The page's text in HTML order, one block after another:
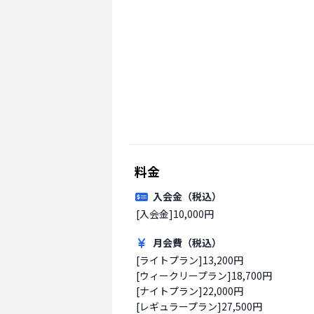
料金
入会金（税込）
[入会金]10,000円
月会費（税込）
[ライトプラン]13,200円
[ウィークリープラン]18,700円
[ナイトプラン]22,000円
[レギュラープラン]27,500円